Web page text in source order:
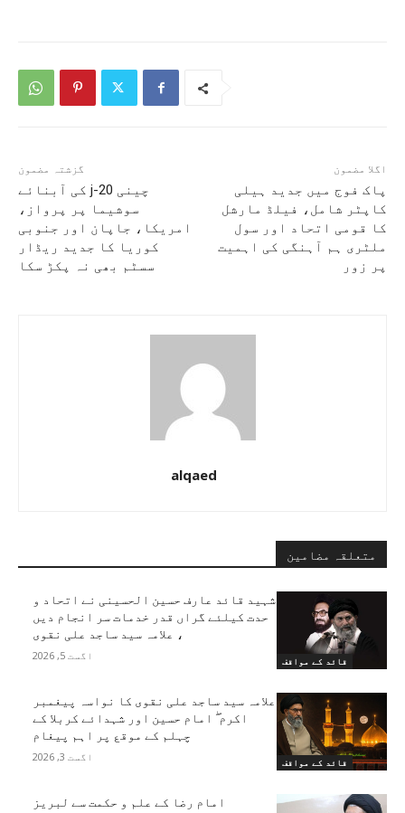
گزشتہ مضمون
چینی j-20 کی آبنائے
سوشیما پر پرواز،
امریکا، جاپان اور جنوبی
کوریا کا جدید ریڈار
سسٹم بھی نہ پکڑ سکا
اگلا مضمون
پاک فوج میں جدید ہیلی
کاپٹر شامل، فیلڈ مارشل
کا قومی اتحاد اور سول
ملٹری ہم آہنگی کی اہمیت
پر زور
alqaed
متعلقہ مضامین
قائد کے مواقف
شہید قائد عارف حسین الحسینی نے اتحاد و
حدت کیلئے گراں قدر خدمات سر انجام دیں
، علامہ سید ساجد علی نقوی
اگست 5, 2026
قائد کے مواقف
علامہ سید ساجد علی نقوی کا نواسہ پیغمبر
اکرم ۖ امام حسین اور شہدائے کربلا کے
چہلم کے موقع پر اہم پیغام
اگست 3, 2026
امام رضا کے علم و حکمت سے لبریز